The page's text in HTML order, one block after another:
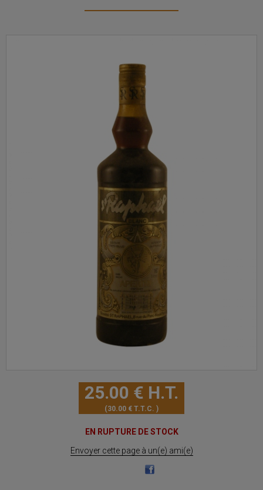
25.00 € H.T.
30.00 € T.T.C.
EN RUPTURE DE STOCK
Envoyer cette page à un(e) ami(e)